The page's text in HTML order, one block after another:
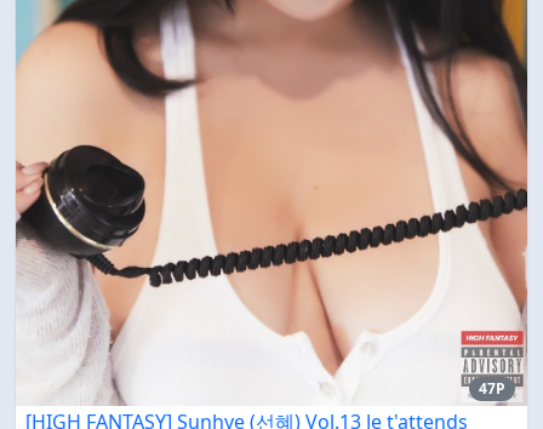
47P
[HIGH FANTASY] Sunhye (선혜) Vol.13 Je t'attends